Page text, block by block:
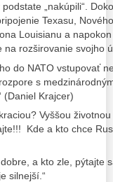
„nakúpili“.
Texasu,
Louisianu a
rozširovanie svojho
do NATO vstupovať
s
(Daniel Krajcer)
Vyššou
Kde a kto chce
a kto zle, pýtajte
silnejší.“